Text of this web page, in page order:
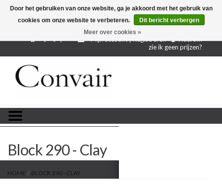
Gratis verzending bij aankoop vanaf € 250,-
Gratis
0 - €--,--
Mijn account | Registreren
Waarom
zie ik geen prijzen?
Stoffen per meter
Restanten
Block 290 - Clay
HOME / BLOCK 290 - CLAY
Door het gebruiken van onze website, ga je akkoord met het gebruik van
cookies om onze website te verbeteren.
Dit bericht verbergen
Meer over cookies »